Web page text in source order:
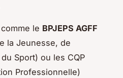
le BPJEPS AGFF
la Jeunesse, de
Sport) ou les CQP
Professionnelle)